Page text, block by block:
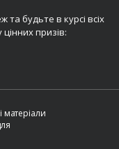
будьте в курсі всіх
призів:
матеріали